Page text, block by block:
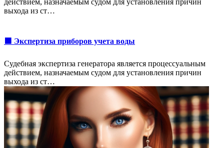
действием, назначаемым судом для установления причин
выхода из ст…
🟩 Экспертиза приборов учета воды
Судебная экспертиза генератора является процессуальным
действием, назначаемым судом для установления причин
выхода из ст…